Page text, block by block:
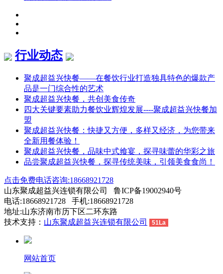
行业动态
聚成超益兴快餐——在餐饮行业打造独具特色的爆款产
品是一门综合性的艺术
聚成超益兴快餐，共创美食传奇
四大关键要素助力餐饮业辉煌发展----聚成超益兴快餐加
盟
聚成超益兴快餐：快捷又方便，多样又经济，为您带来
全新用餐体验！
聚成超益兴快餐，品味中式飨宴，探寻味蕾的华彩之旅
品尝聚成超益兴快餐，探寻传统美味，引领美食食尚！
点击免费电话咨询:18668921728
山东聚成超益兴连锁有限公司 鲁ICP备19002940号
电话:18668921728 手机:18668921728
地址:山东济南市历下区二环东路
技术支持： 山东聚成超益兴连锁有限公司 51La
网站首页